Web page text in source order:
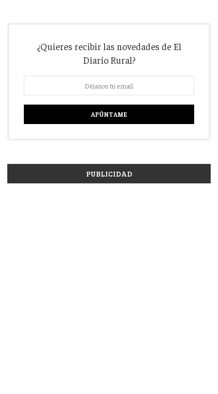
¿Quieres recibir las novedades de El
Diario Rural?
PUBLICIDAD